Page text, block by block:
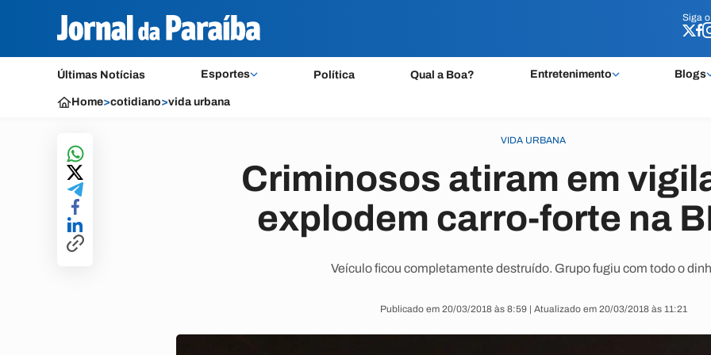
Siga o
Últimas Notícias Esportes Política Qual a Boa? Entretenimento Blogs
Siga o
Home>cotidiano>vida urbana
VIDA URBANA
Criminosos atiram em
explodem carro-forte na
Veículo ficou completamente destruído. Grupo fugiu com todo o
Publicado em 20/03/2018 às 8:59 | Atualizado em 20/03/2018 às 11:21